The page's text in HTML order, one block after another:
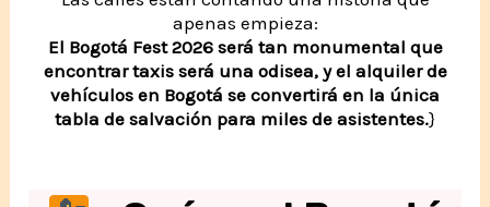
apenas empieza:
El Bogotá Fest 2026 será tan monumental que
encontrar taxis será una odisea, y el alquiler de
vehículos en Bogotá se convertirá en la única
tabla de salvación para miles de asistentes.}